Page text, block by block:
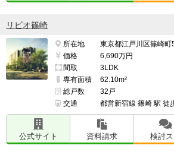
リビオ篠崎
所在地
東京都江戸川区篠崎町
価格
6,690万円
間取
3LDK
専有面積
62.10m²
総戸数
32戸
交通
都営新宿線 篠崎 駅 徒
公式サイト 資料請求 検討